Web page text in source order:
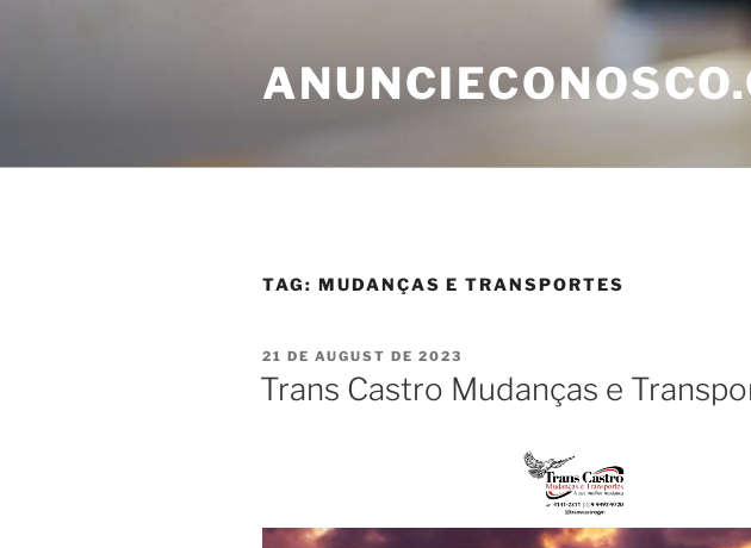
TAG: MUDANÇAS E TRANSPORTES
21 DE AUGUST DE 2023
Trans Castro Mudanças e